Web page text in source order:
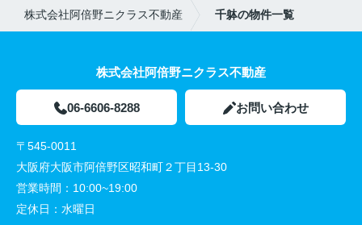
株式会社阿倍野ニクラス不動産 千躰の物件一覧
株式会社阿倍野ニクラス不動産
06-6606-8288 お問い合わせ
〒545-0011
大阪府大阪市阿倍野区昭和町２丁目13-30
営業時間： 10:00~19:00
定休日： 水曜日